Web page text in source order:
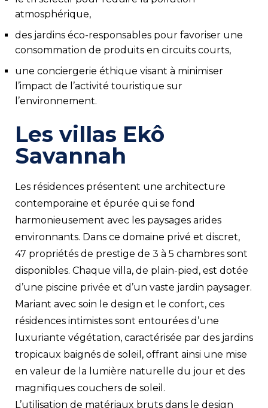
atmosphérique,
des jardins éco-responsables pour favoriser une
consommation de produits en circuits courts,
une conciergerie éthique visant à minimiser
l’impact de l’activité touristique sur
l’environnement.
Les villas Ekô
Savannah
Les résidences présentent une architecture
contemporaine et épurée qui se fond
harmonieusement avec les paysages arides
environnants. Dans ce domaine privé et discret,
47 propriétés de prestige de 3 à 5 chambres sont
disponibles. Chaque villa, de plain-pied, est dotée
d’une piscine privée et d’un vaste jardin paysager.
Mariant avec soin le design et le confort, ces
résidences intimistes sont entourées d’une
luxuriante végétation, caractérisée par des jardins
tropicaux baignés de soleil, offrant ainsi une mise
en valeur de la lumière naturelle du jour et des
magnifiques couchers de soleil.
L’utilisation de matériaux bruts dans le design